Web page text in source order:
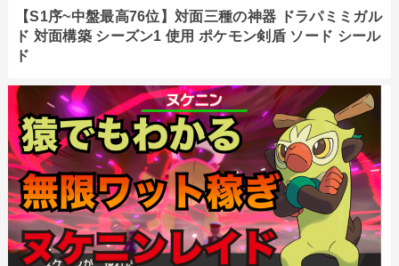
【S1序~中盤最高76位】対面三種の神器 ドラパミミガル
ド 対面構築 シーズン1 使用 ポケモン剣盾 ソード シール
ド